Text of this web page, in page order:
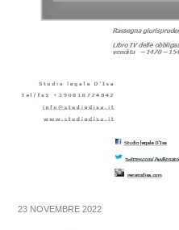
23 NOVEMBRE 2022